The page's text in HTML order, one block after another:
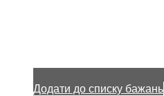
Додати до списку бажань